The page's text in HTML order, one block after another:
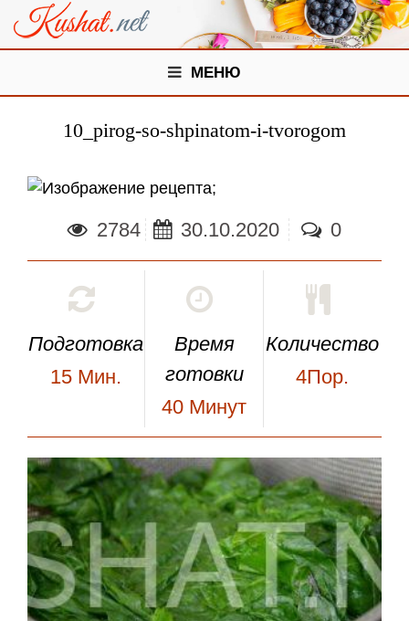
МЕНЮ
10_pirog-so-shpinatom-i-tvorogom
;
2784 30.10.2020 0
Подготовка
15 Мин.
Время
готовки
40 Минут
Количество
4Пор.